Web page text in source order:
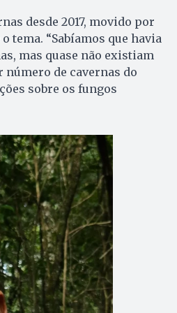
desde 2017, movido por
tema. “Sabíamos que havia
mas quase não existiam
número de cavernas do
sobre os fungos